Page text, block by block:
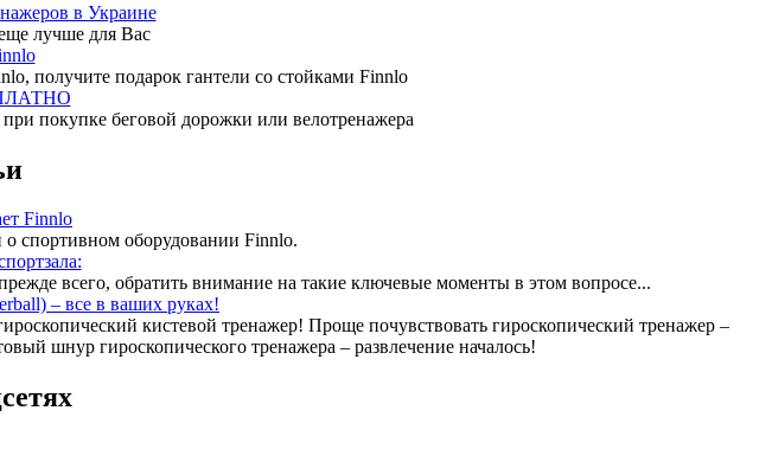
в Украине
лучше для Вас
получите подарок гантели со стойками Finnlo
покупке беговой дорожки или велотренажера
Finnlo
спортивном оборудовании Finnlo.
всего, обратить внимание на такие ключевые моменты в этом вопросе...
– все в ваших руках!
кистевой тренажер! Проще почувствовать гироскопический тренажер –
шнур гироскопического тренажера – развлечение началось!